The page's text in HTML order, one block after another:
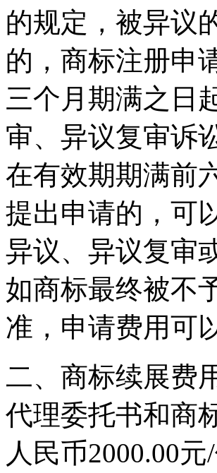
的规定，被异议
的，商标注册申
三个月期满之日
审、异议复审诉
在有效期期满前
提出申请的，可
异议、异议复审
如商标最终被不
准，申请费用可
二、商标续展费
代理委托书和商
人民币2000.00